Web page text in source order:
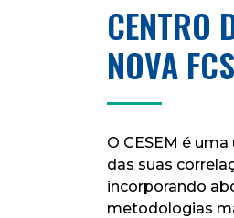
CENTRO
NOVA
O CESEM é
das suas
incorporando
metodologias